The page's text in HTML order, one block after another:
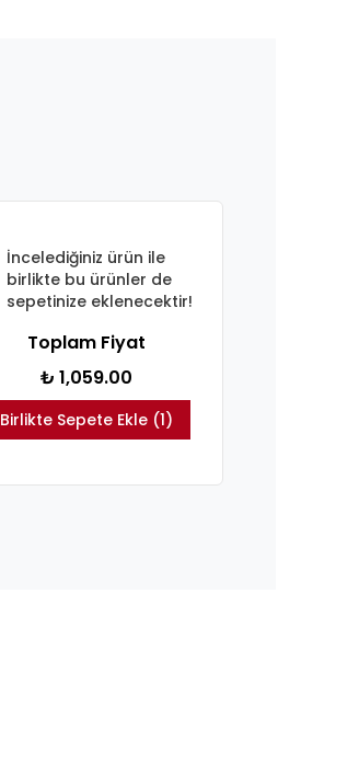
İncelediğiniz ürün ile
birlikte bu ürünler de
sepetinize eklenecektir!
Toplam Fiyat
₺ 1,059.00
Birlikte Sepete Ekle (1)